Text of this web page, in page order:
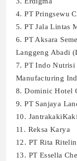
4. PT Pringsewu
5. PT Jala Lintas
6. PT Aksara
Langgeng Abadi
7. PT Indo Nutrisi
Manufacturing
8. Dominic Hotel
9. PT Sanjaya
10.
11. Reksa Karya
12. PT Rita
13. PT Essella